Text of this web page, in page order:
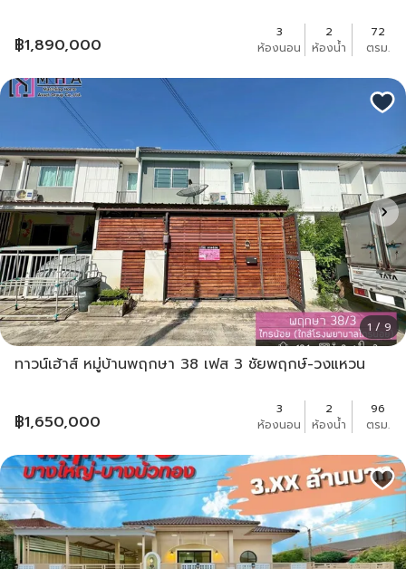
฿1,890,000
3
ห้องนอน
2
ห้องน้ำ
72
ตรม.
1 / 9
ทาวน์เฮ้าส์ หมู่บ้านพฤกษา 38 เฟส 3 ชัยพฤกษ์-วงแหวน
฿1,650,000
3
ห้องนอน
2
ห้องน้ำ
96
ตรม.